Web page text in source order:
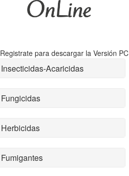
Registrate para descargar la Versión PC
Insecticidas-Acaricidas
Fungicidas
Herbicidas
Fumigantes